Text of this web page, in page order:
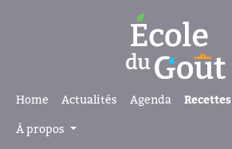
Home Actualités Agenda Recettes
À propos